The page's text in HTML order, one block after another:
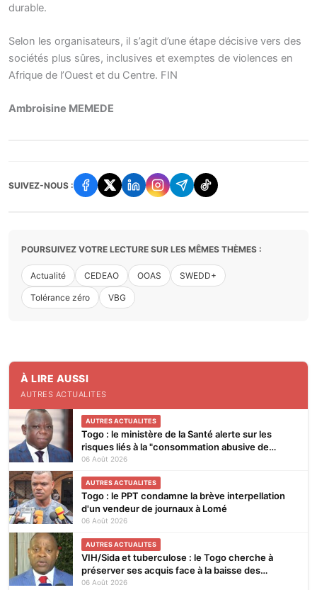
durable.
Selon les organisateurs, il s’agit d’une étape décisive vers des
sociétés plus sûres, inclusives et exemptes de violences en
Afrique de l’Ouest et du Centre. FIN
Ambroisine MEMEDE
SUIVEZ-NOUS :
POURSUIVEZ VOTRE LECTURE SUR LES MÊMES THÈMES :
Actualité CEDEAO OOAS SWEDD+
Tolérance zéro VBG
À LIRE AUSSI
AUTRES ACTUALITES
AUTRES ACTUALITES
Togo : le ministère de la Santé alerte sur les
risques liés à la "consommation abusive de
boissons énergisantes et de substances
06 Août 2026
AUTRES ACTUALITES
Togo : le PPT condamne la brève interpellation
d'un vendeur de journaux à Lomé
06 Août 2026
AUTRES ACTUALITES
VIH/Sida et tuberculose : le Togo cherche à
préserver ses acquis face à la baisse des
financements
06 Août 2026